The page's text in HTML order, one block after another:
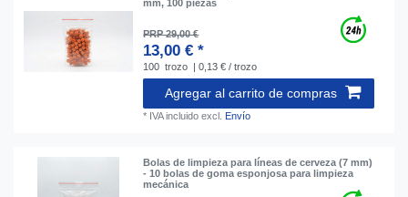
mm, 100 piezas
PRP 29,00 €
13,00 € *
100 trozo | 0,13 € / trozo
Agregar al carrito de compras
* IVA incluido excl. Envío
Bolas de limpieza para líneas de cerveza (7 mm)
- 10 bolas de goma esponjosa para limpieza
mecánica